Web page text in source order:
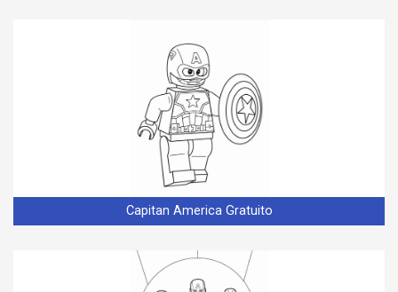
Capitan America Gratuito